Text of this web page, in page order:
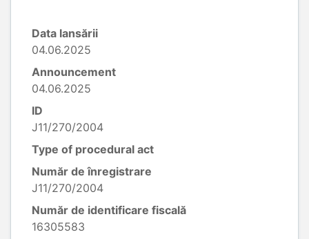
Data lansării
04.06.2025
Announcement
04.06.2025
ID
J11/270/2004
Type of procedural act
Număr de înregistrare
J11/270/2004
Număr de identificare fiscală
16305583